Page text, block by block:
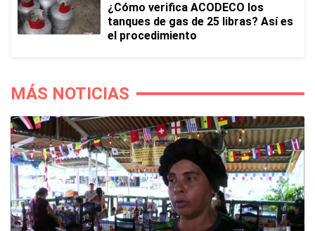
¿Cómo verifica ACODECO los
tanques de gas de 25 libras? Así es
el procedimiento
MÁS NOTICIAS